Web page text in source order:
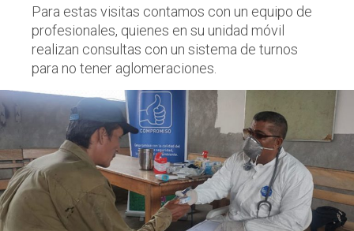
Para estas visitas contamos con un equipo de
profesionales, quienes en su unidad móvil
realizan consultas con un sistema de turnos
para no tener aglomeraciones.